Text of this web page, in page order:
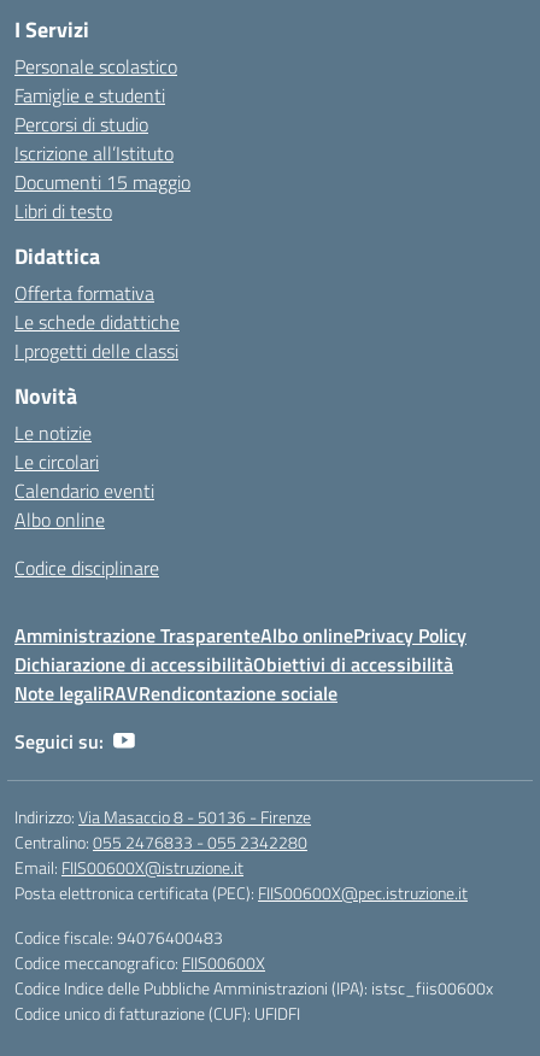
I Servizi
Personale scolastico
Famiglie e studenti
Percorsi di studio
Iscrizione all’Istituto
Documenti 15 maggio
Libri di testo
Didattica
Offerta formativa
Le schede didattiche
I progetti delle classi
Novità
Le notizie
Le circolari
Calendario eventi
Albo online
Codice disciplinare
Amministrazione TrasparenteAlbo onlinePrivacy Policy
Dichiarazione di accessibilitàObiettivi di accessibilità
Note legaliRAVRendicontazione sociale
Seguici su:
Indirizzo:Via Masaccio 8 - 50136 - Firenze
Centralino:055 2476833 - 055 2342280
Email: FIIS00600X@istruzione.it
Posta elettronica certificata (PEC): FIIS00600X@pec.istruzione.it
Codice fiscale: 94076400483
Codice meccanografico: FIIS00600X
Codice Indice delle Pubbliche Amministrazioni (IPA): istsc_fiis00600x
Codice unico di fatturazione (CUF): UFIDFI